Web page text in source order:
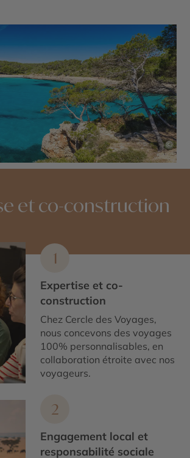
©
et co-construction
1
Expertise et co-
construction
Chez Cercle des Voyages,
nous concevons des voyages
100% personnalisables, en
collaboration étroite avec nos
voyageurs.
2
Engagement local et
responsabilité sociale